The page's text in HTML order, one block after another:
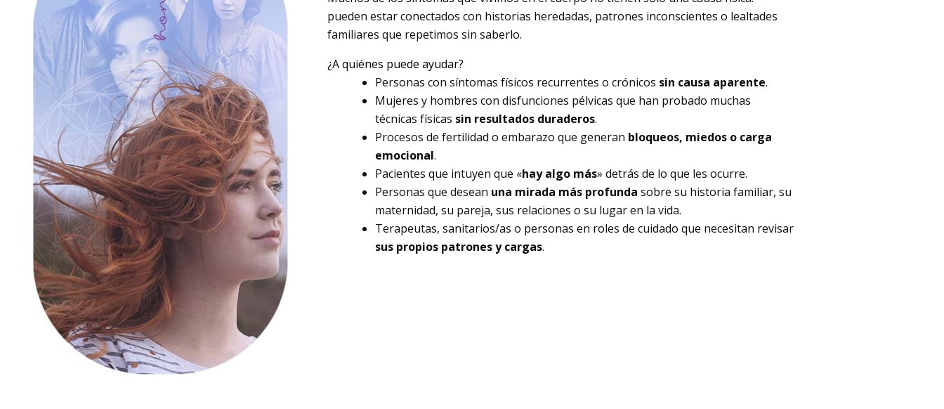
pueden estar conectados con historias heredadas, patrones inconscientes o lealtades
familiares que repetimos sin saberlo.
¿A quiénes puede ayudar?
Personas con síntomas físicos recurrentes o crónicos sin causa aparente.
Mujeres y hombres con disfunciones pélvicas que han probado muchas
técnicas físicas sin resultados duraderos.
Procesos de fertilidad o embarazo que generan bloqueos, miedos o carga
emocional.
Pacientes que intuyen que «hay algo más» detrás de lo que les ocurre.
Personas que desean una mirada más profunda sobre su historia familiar, su
maternidad, su pareja, sus relaciones o su lugar en la vida.
Terapeutas, sanitarios/as o personas en roles de cuidado que necesitan revisar
sus propios patrones y cargas.